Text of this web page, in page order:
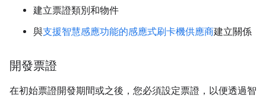
建立票證類別和物件
與支援智慧感應功能的感應式刷卡機供應商建立關係
開發票證
在初始票證開發期間或之後，您必須設定票證，以便透過智